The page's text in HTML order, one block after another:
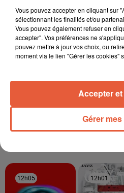
3 août 2026
Arles : la coupe
étape...
12h05
12h05 12h01
12h01
Vous pouvez accepter en cliquant sur
sélectionnant les finalités et/ou
Vous pouvez également refuser en
accepter". Vos préférences ne
pouvez mettre à jour vos choix, ou
moment via le lien "Gérer les cookies"
Gérer
Accepter